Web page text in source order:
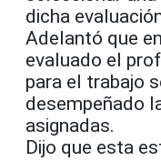
dicha
Adelantó que
evaluado el
para el trabajo
desempeñado
asignadas.
Dijo que esta